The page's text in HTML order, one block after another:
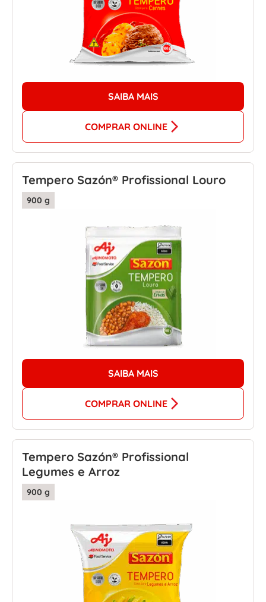
SAIBA MAIS
COMPRAR ONLINE
Tempero Sazón® Profissional Louro
900 g
SAIBA MAIS
COMPRAR ONLINE
Tempero Sazón® Profissional
Legumes e Arroz
900 g